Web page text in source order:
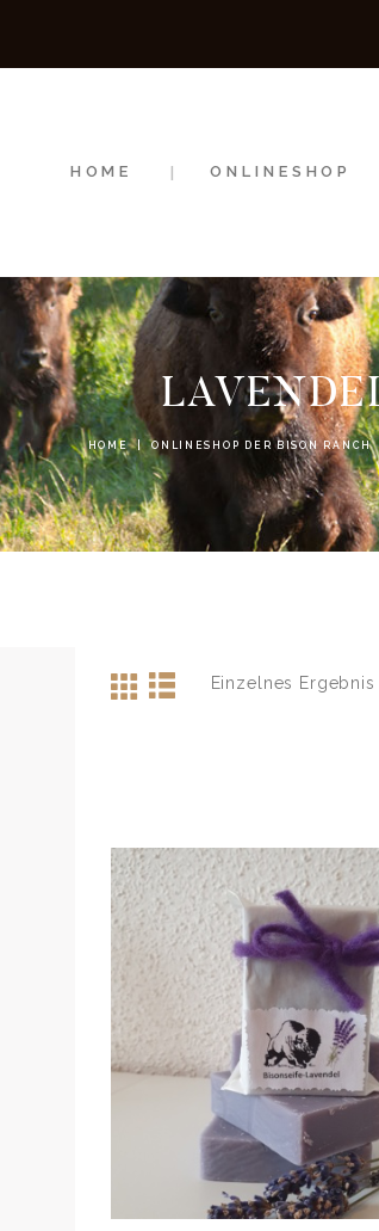
HOME ONLINESHOP
HOME ONLINESHOP DER BISON RANCH
EVENTS
Einzelnes